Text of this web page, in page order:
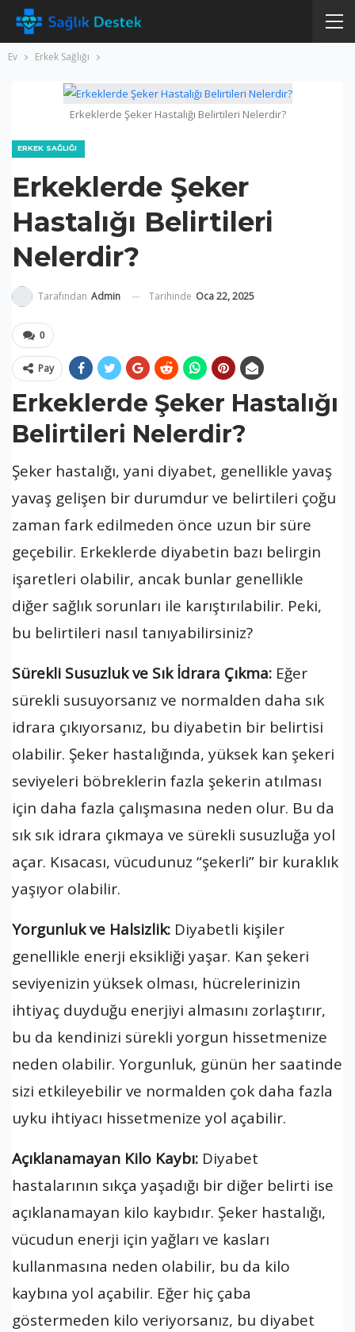
Ev Erkek Sağlığı
Erkeklerde Şeker Hastalığı Belirtileri Nelerdir?
ERKEK SAĞLIĞI
Erkeklerde Şeker
Hastalığı Belirtileri
Nelerdir?
Tarafından Admin Tarihinde Oca 22, 2025
0
Pay
Erkeklerde Şeker Hastalığı
Belirtileri Nelerdir?
Şeker hastalığı, yani diyabet, genellikle yavaş
yavaş gelişen bir durumdur ve belirtileri çoğu
zaman fark edilmeden önce uzun bir süre
geçebilir. Erkeklerde diyabetin bazı belirgin
işaretleri olabilir, ancak bunlar genellikle
diğer sağlık sorunları ile karıştırılabilir. Peki,
bu belirtileri nasıl tanıyabilirsiniz?
Sürekli Susuzluk ve Sık İdrara Çıkma: Eğer
sürekli susuyorsanız ve normalden daha sık
idrara çıkıyorsanız, bu diyabetin bir belirtisi
olabilir. Şeker hastalığında, yüksek kan şekeri
seviyeleri böbreklerin fazla şekerin atılması
için daha fazla çalışmasına neden olur. Bu da
sık sık idrara çıkmaya ve sürekli susuzluğa yol
açar. Kısacası, vücudunuz “şekerli” bir kuraklık
yaşıyor olabilir.
Yorgunluk ve Halsizlik: Diyabetli kişiler
genellikle enerji eksikliği yaşar. Kan şekeri
seviyenizin yüksek olması, hücrelerinizin
ihtiyaç duyduğu enerjiyi almasını zorlaştırır,
bu da kendinizi sürekli yorgun hissetmenize
neden olabilir. Yorgunluk, günün her saatinde
sizi etkileyebilir ve normalden çok daha fazla
uyku ihtiyacı hissetmenize yol açabilir.
Açıklanamayan Kilo Kaybı: Diyabet
hastalarının sıkça yaşadığı bir diğer belirti ise
açıklanamayan kilo kaybıdır. Şeker hastalığı,
vücudun enerji için yağları ve kasları
kullanmasına neden olabilir, bu da kilo
kaybına yol açabilir. Eğer hiç çaba
göstermeden kilo veriyorsanız, bu diyabet